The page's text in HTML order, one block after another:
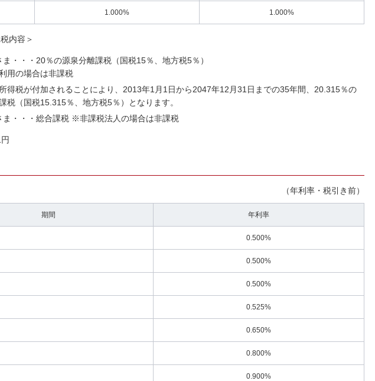
1.000% 1.000%
内容＞
・・・20％の源泉分離課税（国税15％、地方税5％）
用の場合は非課税
得税が付加されることにより、2013年1月1日から2047年12月31日までの35年間、20.315％の
税（国税15.315％、地方税5％）となります。
ま・・・総合課税 ※非課税法人の場合は非課税
（年利率・税引き前）
期間 年利率
0.500%
0.500%
0.500%
0.525%
0.650%
0.800%
0.900%